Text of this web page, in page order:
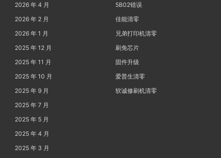
2026 年 4 月
2026 年 2 月
2026 年 1 月
2025 年 12 月
2025 年 11 月
2025 年 10 月
2025 年 9 月
2025 年 7 月
2025 年 5 月
2025 年 4 月
2025 年 3 月
5B02错误
佳能清零
兄弟打印机清零
刷免芯片
固件升级
爱普生清零
软诚修刷机清零